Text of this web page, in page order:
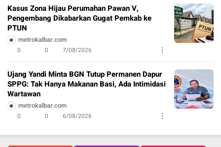
Kasus Zona Hijau Perumahan Pawan V,
Pengembang Dikabarkan Gugat Pemkab ke
PTUN
metrokalbar.com
0 0 7/08/2026
Ujang Yandi Minta BGN Tutup Permanen Dapur
SPPG: Tak Hanya Makanan Basi, Ada Intimidasi
Wartawan
metrokalbar.com
0 0 6/08/2026